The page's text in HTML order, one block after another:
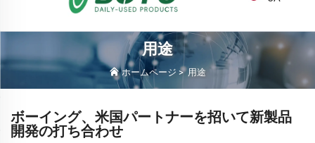
用途
ホームページ > 用途
ボーイング、米国パートナーを招いて新製品
開発の打ち合わせ